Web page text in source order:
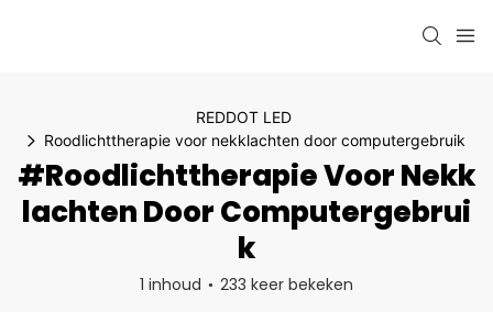
REDDOT LED
Roodlichttherapie voor nekklachten door computergebruik
#Roodlichttherapie Voor Nekk
Lachten Door Computergebrui
K
1 inhoud 233 keer bekeken